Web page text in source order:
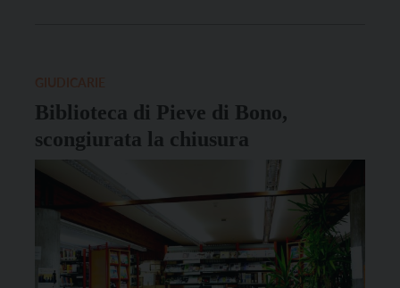
Biblioteca di Pieve di Bono,
scongiurata la chiusura